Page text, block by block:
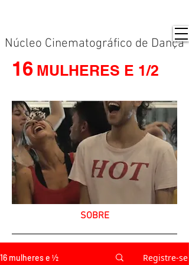
Núcleo Cinematográfico de Dança
16 MULHERES E 1/2
SOBRE
16 mulheres e ½ Registre-se